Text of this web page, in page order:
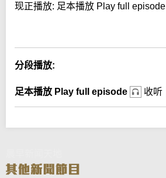
现正播放: 足本播放 Play full episode
分段播放:
足本播放 Play full episode 收听